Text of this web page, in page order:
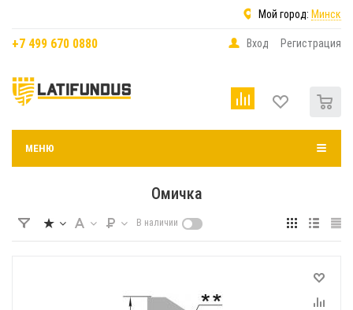
Мой город: Минск
+7 499 670 0880 Вход Регистрация
МЕНЮ
Омичка
В наличии